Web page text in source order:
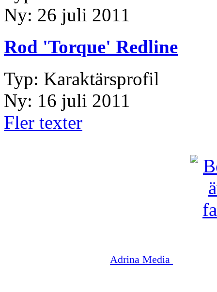
Ny: 26 juli 2011
Rod 'Torque' Redline
Typ: Karaktärsprofil
Ny: 16 juli 2011
Fler texter
Adrina Media